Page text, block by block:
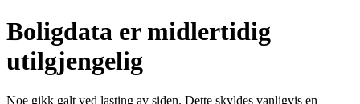
Boligdata er midlertidig
utilgjengelig
Noe gikk galt ved lasting av siden. Dette skyldes vanligvis en